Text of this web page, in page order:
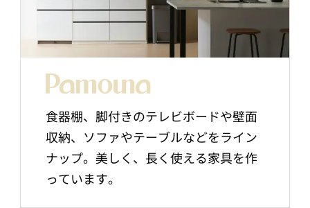
食器棚、脚付きのテレビボードや壁面
収納、ソファやテーブルなどをライン
ナップ。美しく、長く使える家具を作
っています。